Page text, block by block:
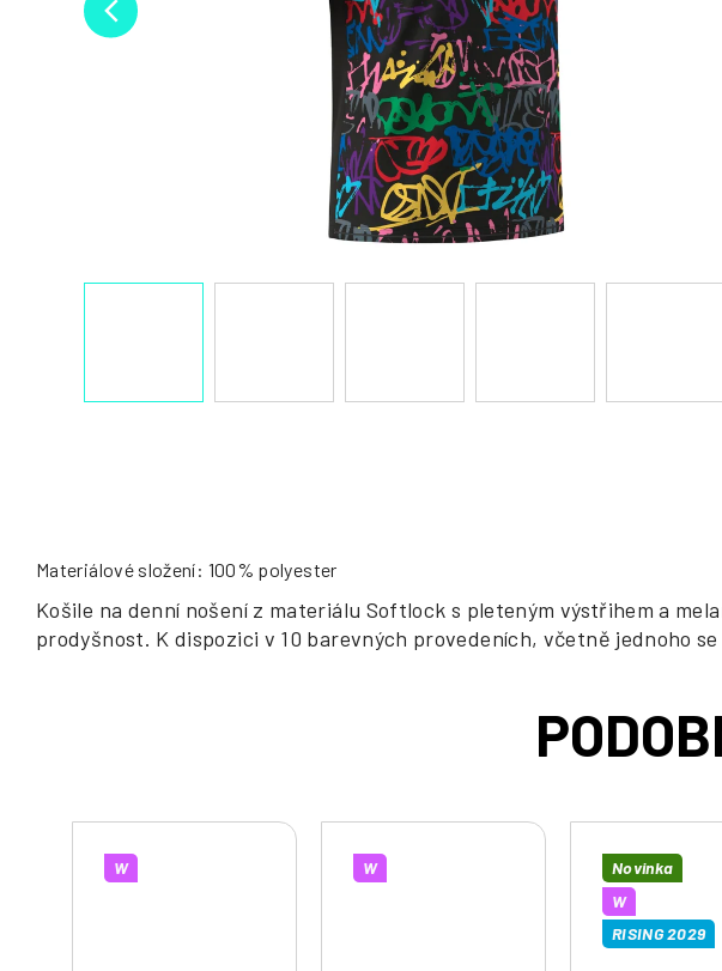
Materiálové složení: 100% polyester
Košile na denní nošení z materiálu Softlock s pleteným výstřihem a
prodyšnost. K dispozici v 10 barevných provedeních, včetně jednoho
W W
Novinka
W
RISING 2029